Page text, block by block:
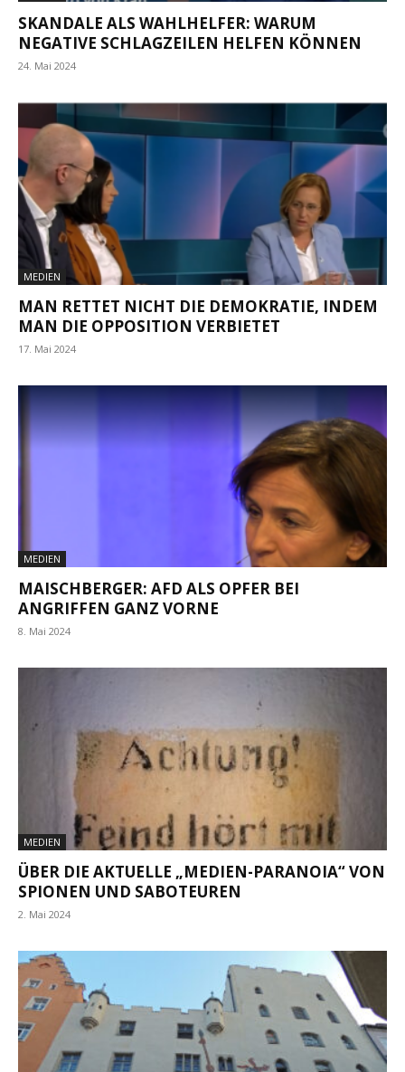
SKANDALE ALS WAHLHELFER: WARUM
NEGATIVE SCHLAGZEILEN HELFEN KÖNNEN
24. Mai 2024
MEDIEN
MAN RETTET NICHT DIE DEMOKRATIE, INDEM
MAN DIE OPPOSITION VERBIETET
17. Mai 2024
MEDIEN
MAISCHBERGER: AFD ALS OPFER BEI
ANGRIFFEN GANZ VORNE
8. Mai 2024
MEDIEN
ÜBER DIE AKTUELLE „MEDIEN-PARANOIA“ VON
SPIONEN UND SABOTEUREN
2. Mai 2024